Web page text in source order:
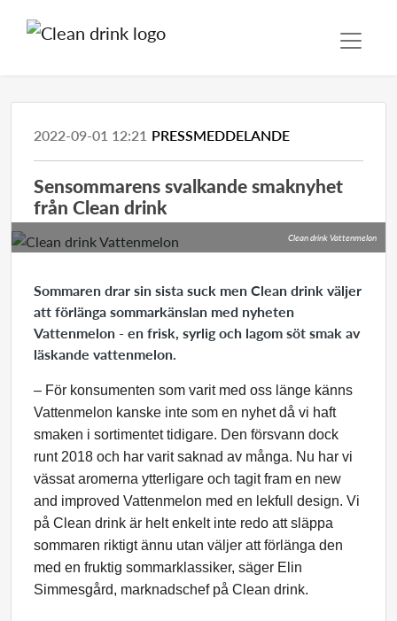
2022-09-01 12:21 PRESSMEDDELANDE
Sensommarens svalkande smaknyhet
från Clean drink
Clean drink Vattenmelon
Sommaren drar sin sista suck men Clean drink väljer
att förlänga sommarkänslan med nyheten
Vattenmelon - en frisk, syrlig och lagom söt smak av
läskande vattenmelon.
– För konsumenten som varit med oss länge känns
Vattenmelon kanske inte som en nyhet då vi haft
smaken i sortimentet tidigare. Den försvann dock
runt 2018 och har varit saknad av många. Nu har vi
vässat aromerna ytterligare och tagit fram en new
and improved Vattenmelon med en lekfull design. Vi
på Clean drink är helt enkelt inte redo att släppa
sommaren riktigt ännu utan väljer att förlänga den
med en fruktig sommarklassiker, säger Elin
Simmesgård, marknadschef på Clean drink.